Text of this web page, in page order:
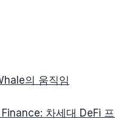
의 움직임
차세대 DeFi